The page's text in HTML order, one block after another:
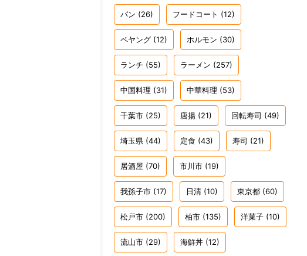
パン (26) フードコート (12)
ペヤング (12) ホルモン (30)
ランチ (55) ラーメン (257)
中国料理 (31) 中華料理 (53)
千葉市 (25) 唐揚 (21) 回転寿司 (49)
埼玉県 (44) 定食 (43) 寿司 (21)
居酒屋 (70) 市川市 (19)
我孫子市 (17) 日清 (10) 東京都 (60)
松戸市 (200) 柏市 (135) 洋菓子 (10)
流山市 (29) 海鮮丼 (12)